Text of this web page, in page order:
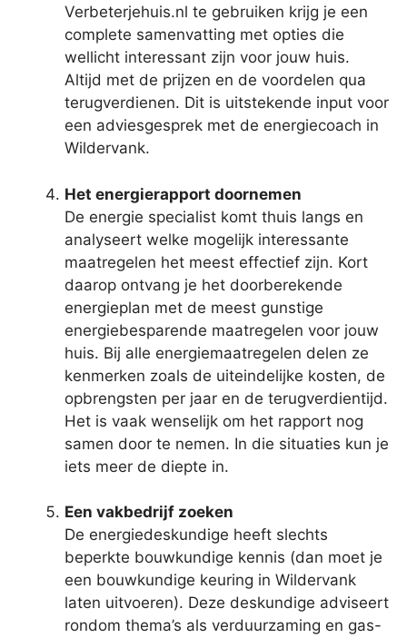
Verbeterjehuis.nl te gebruiken krijg je een
complete samenvatting met opties die
wellicht interessant zijn voor jouw huis.
Altijd met de prijzen en de voordelen qua
terugverdienen. Dit is uitstekende input voor
een adviesgesprek met de energiecoach in
Wildervank.
Het energierapport doornemen
De energie specialist komt thuis langs en
analyseert welke mogelijk interessante
maatregelen het meest effectief zijn. Kort
daarop ontvang je het doorberekende
energieplan met de meest gunstige
energiebesparende maatregelen voor jouw
huis. Bij alle energiemaatregelen delen ze
kenmerken zoals de uiteindelijke kosten, de
opbrengsten per jaar en de terugverdientijd.
Het is vaak wenselijk om het rapport nog
samen door te nemen. In die situaties kun je
iets meer de diepte in.
Een vakbedrijf zoeken
De energiedeskundige heeft slechts
beperkte bouwkundige kennis (dan moet je
een bouwkundige keuring in Wildervank
laten uitvoeren). Deze deskundige adviseert
rondom thema’s als verduurzaming en gas-